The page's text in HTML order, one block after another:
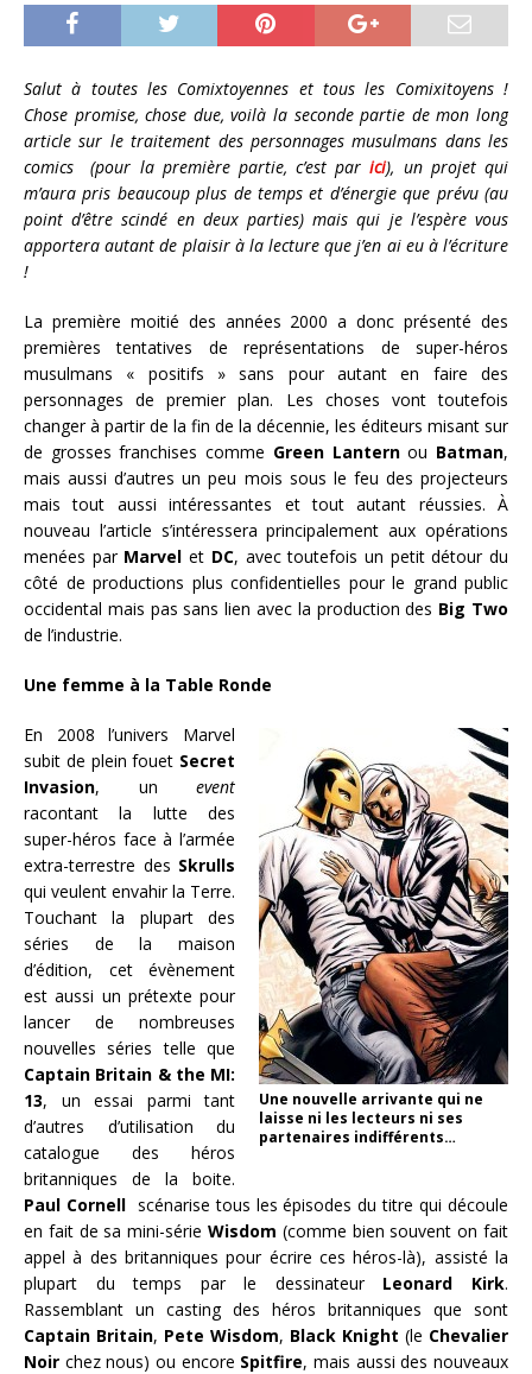
Salut à toutes les Comixtoyennes et tous les Comixitoyens !
Chose promise, chose due, voilà la seconde partie de mon long
article sur le traitement des personnages musulmans dans les
comics (pour la première partie, c’est parici), un projet qui
m’aura pris beaucoup plus de temps et d’énergie que prévu (au
point d’être scindé en deux parties) mais qui je l’espère vous
apportera autant de plaisir à la lecture que j’en ai eu à l’écriture
!
La première moitié des années 2000 a donc présenté des
premières tentatives de représentations de super-héros
musulmans « positifs » sans pour autant en faire des
personnages de premier plan. Les choses vont toutefois
changer à partir de la fin de la décennie, les éditeurs misant sur
de grosses franchises comme Green Lanternou Batman,
mais aussi d’autres un peu mois sous le feu des projecteurs
mais tout aussi intéressantes et tout autant réussies. À
nouveau l’article s’intéressera principalement aux opérations
menées par Marvel et DC, avec toutefois un petit détour du
côté de productions plus confidentielles pour le grand public
occidental mais pas sans lien avec la production des Big Two
de l’industrie.
Une femme à la Table Ronde
Une nouvelle arrivante qui ne
laisse ni les lecteurs ni ses
partenaires indifférents…
En 2008 l’univers Marvel
subit de plein fouet Secret
Invasion, un
event
racontant la lutte des
super-héros face à l’armée
extra-terrestre des Skrulls
qui veulent envahir la Terre.
Touchant la plupart des
séries de la maison
d’édition, cet évènement
est aussi un prétexte pour
lancer de nombreuses
nouvelles séries telle que
Captain Britain & the MI:
13, un essai parmi tant
d’autres d’utilisation du
catalogue des héros
britanniques de la boite.
Paul Cornellscénarise tous les épisodes du titre qui découle
en fait de sa mini-série Wisdom (comme bien souvent on fait
appel à des britanniques pour écrire ces héros-là), assisté la
plupart du temps par le dessinateur Leonard Kirk.
Rassemblant un casting des héros britanniques que sont
Captain Britain, Pete Wisdom, Black Knight (le Chevalier
Noir chez nous) ou encore Spitfire, mais aussi des nouveaux